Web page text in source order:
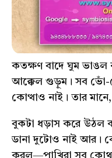
কতক্ষণ বাদে ঘুম
আক্কেল গুড়ুম। সব ভোঁ-
কোত্থাও নাই। তার
বুকটা ধড়াস করে উঠল
ডানা দুটোও নাই আর।
করল—পাখিরা সব